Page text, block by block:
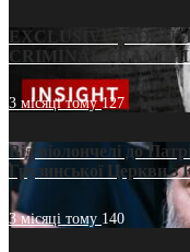
EXCLUSIVE
CRIMINAL
3 місяці тому127
Від віолончелі до
Грузинської Церкви
3 місяці тому 140